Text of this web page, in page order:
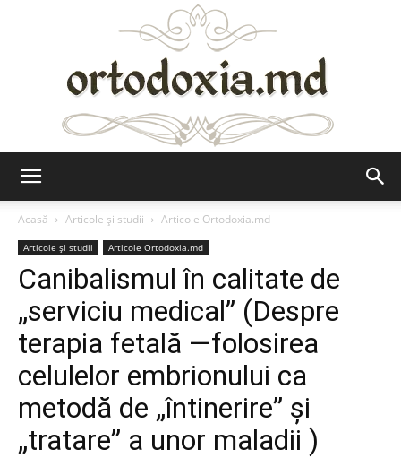
Acasă
Articole şi studii Articole Ortodoxia.md
Articole şi studii Articole Ortodoxia.md
Canibalismul în calitate de
„serviciu medical” (Despre
terapia fetală —folosirea
celulelor embrionului ca
metodă de „întinerire” şi
„tratare” a unor maladii )